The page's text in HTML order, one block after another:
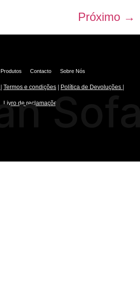
Próximo →
Produtos Contacto Sobre Nós
| Termos e condições | Política de Devoluções |
Livro de reclamações